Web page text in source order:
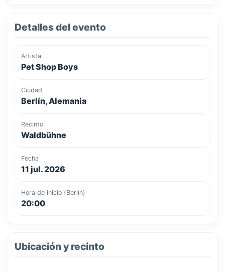
Detalles del evento
Artista
Pet Shop Boys
Ciudad
Berlín, Alemania
Recinto
Waldbühne
Fecha
11 jul. 2026
Hora de inicio (Berlín)
20:00
Ubicación y recinto